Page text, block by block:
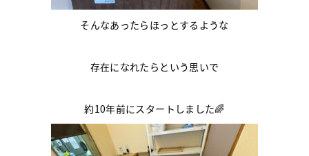
そんなあったらほっとするような
存在になれたらという思いで
約10年前にスタートしました🌈